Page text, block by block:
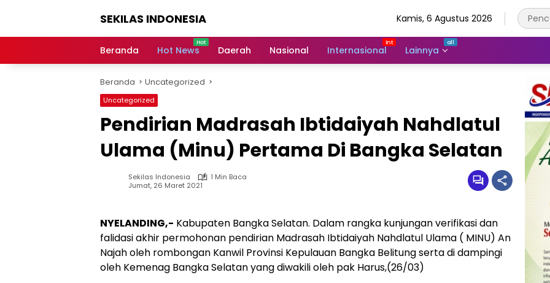
SEKILAS INDONESIA
Terkini,
Latest
World,
Headlines,
News
Kamis, 6 Agustus 2026
Beranda Hot News Daerah Nasional Internasional Lainnya
Beranda Uncategorized
Uncategorized
Pendirian Madrasah Ibtidaiyah Nahdlatul
Ulama (Minu) Pertama Di Bangka Selatan
Sekilas Indonesia
1 Min Baca
Jumat, 26 Maret 2021
NYELANDING,- Kabupaten Bangka Selatan. Dalam rangka kunjungan verifikasi dan
falidasi akhir permohonan pendirian Madrasah Ibtidaiyah Nahdlatul Ulama ( MINU) An
Najah oleh rombongan Kanwil Provinsi Kepulauan Bangka Belitung serta di dampingi
oleh Kemenag Bangka Selatan yang diwakili oleh pak Harus,(26/03)